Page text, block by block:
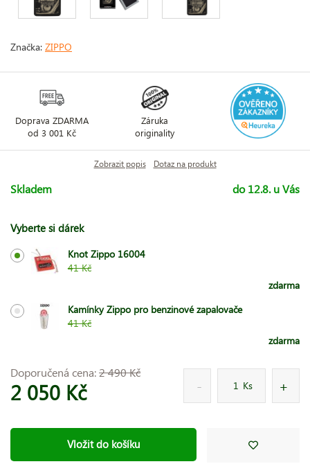
Značka: ZIPPO
Doprava ZDARMA
od 3 001 Kč
Záruka
originality
Zobrazit popis Dotaz na produkt
Skladem do 12.8. u Vás
Vyberte si dárek
Knot Zippo 16004
41 Kč
zdarma
Kamínky Zippo pro benzinové zapalovače
41 Kč
zdarma
Doporučená cena:2 490 Kč
2 050 Kč Ks
Vložit do košíku